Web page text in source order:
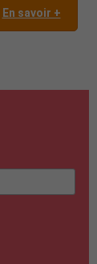
En savoir +